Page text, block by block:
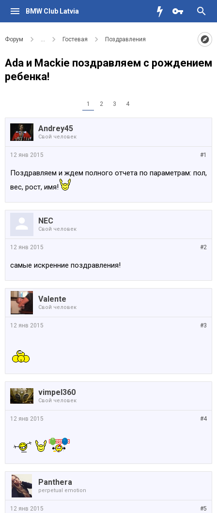
BMW Club Latvia
Форум ... Гостевая Поздравления
Ada и Mackie поздравляем с рождением
ребенка!
1 2 3 4
Andrey45
Свой человек
#1
12 янв 2015
Поздравляем и ждем полного отчета по параметрам: пол,
вес, рост, имя!
NEC
Свой человек
#2
12 янв 2015
самые искренние поздравления!
Valente
Свой человек
#3
12 янв 2015
vimpel360
Свой человек
#4
12 янв 2015
Panthera
perpetual emotion
#5
12 янв 2015